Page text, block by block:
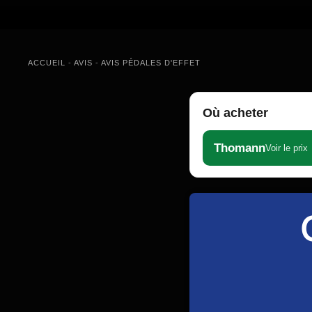
ACCUEIL - AVIS - AVIS PÉDALES D'EFFET
Où acheter
ThomannVoir le